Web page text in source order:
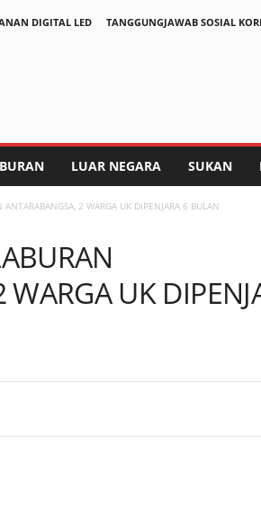
DIGITAL LED
TANGGUNGJAWAB SOSIAL
LUAR NEGARA SUKAN
ANTARABANGSA, 2 WARGA UK DIPENJARA 6 BULAN
UK